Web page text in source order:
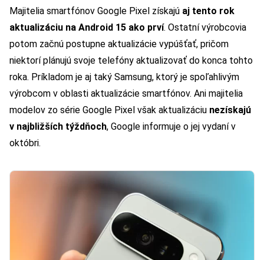
Majitelia smartfónov Google Pixel získajú aj tento rok
aktualizáciu na Android 15 ako prví. Ostatní výrobcovia
potom začnú postupne aktualizácie vypúšťať, pričom
niektorí plánujú svoje telefóny aktualizovať do konca tohto
roka. Príkladom je aj taký Samsung, ktorý je spoľahlivým
výrobcom v oblasti aktualizácie smartfónov. Ani majitelia
modelov zo série Google Pixel však aktualizáciu nezískajú
v najbližších týždňoch, Google informuje o jej vydaní v
októbri.